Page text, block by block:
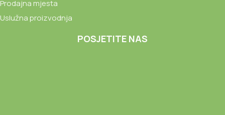
Prodajna mjesta
Uslužna proizvodnja
POSJETITE NAS